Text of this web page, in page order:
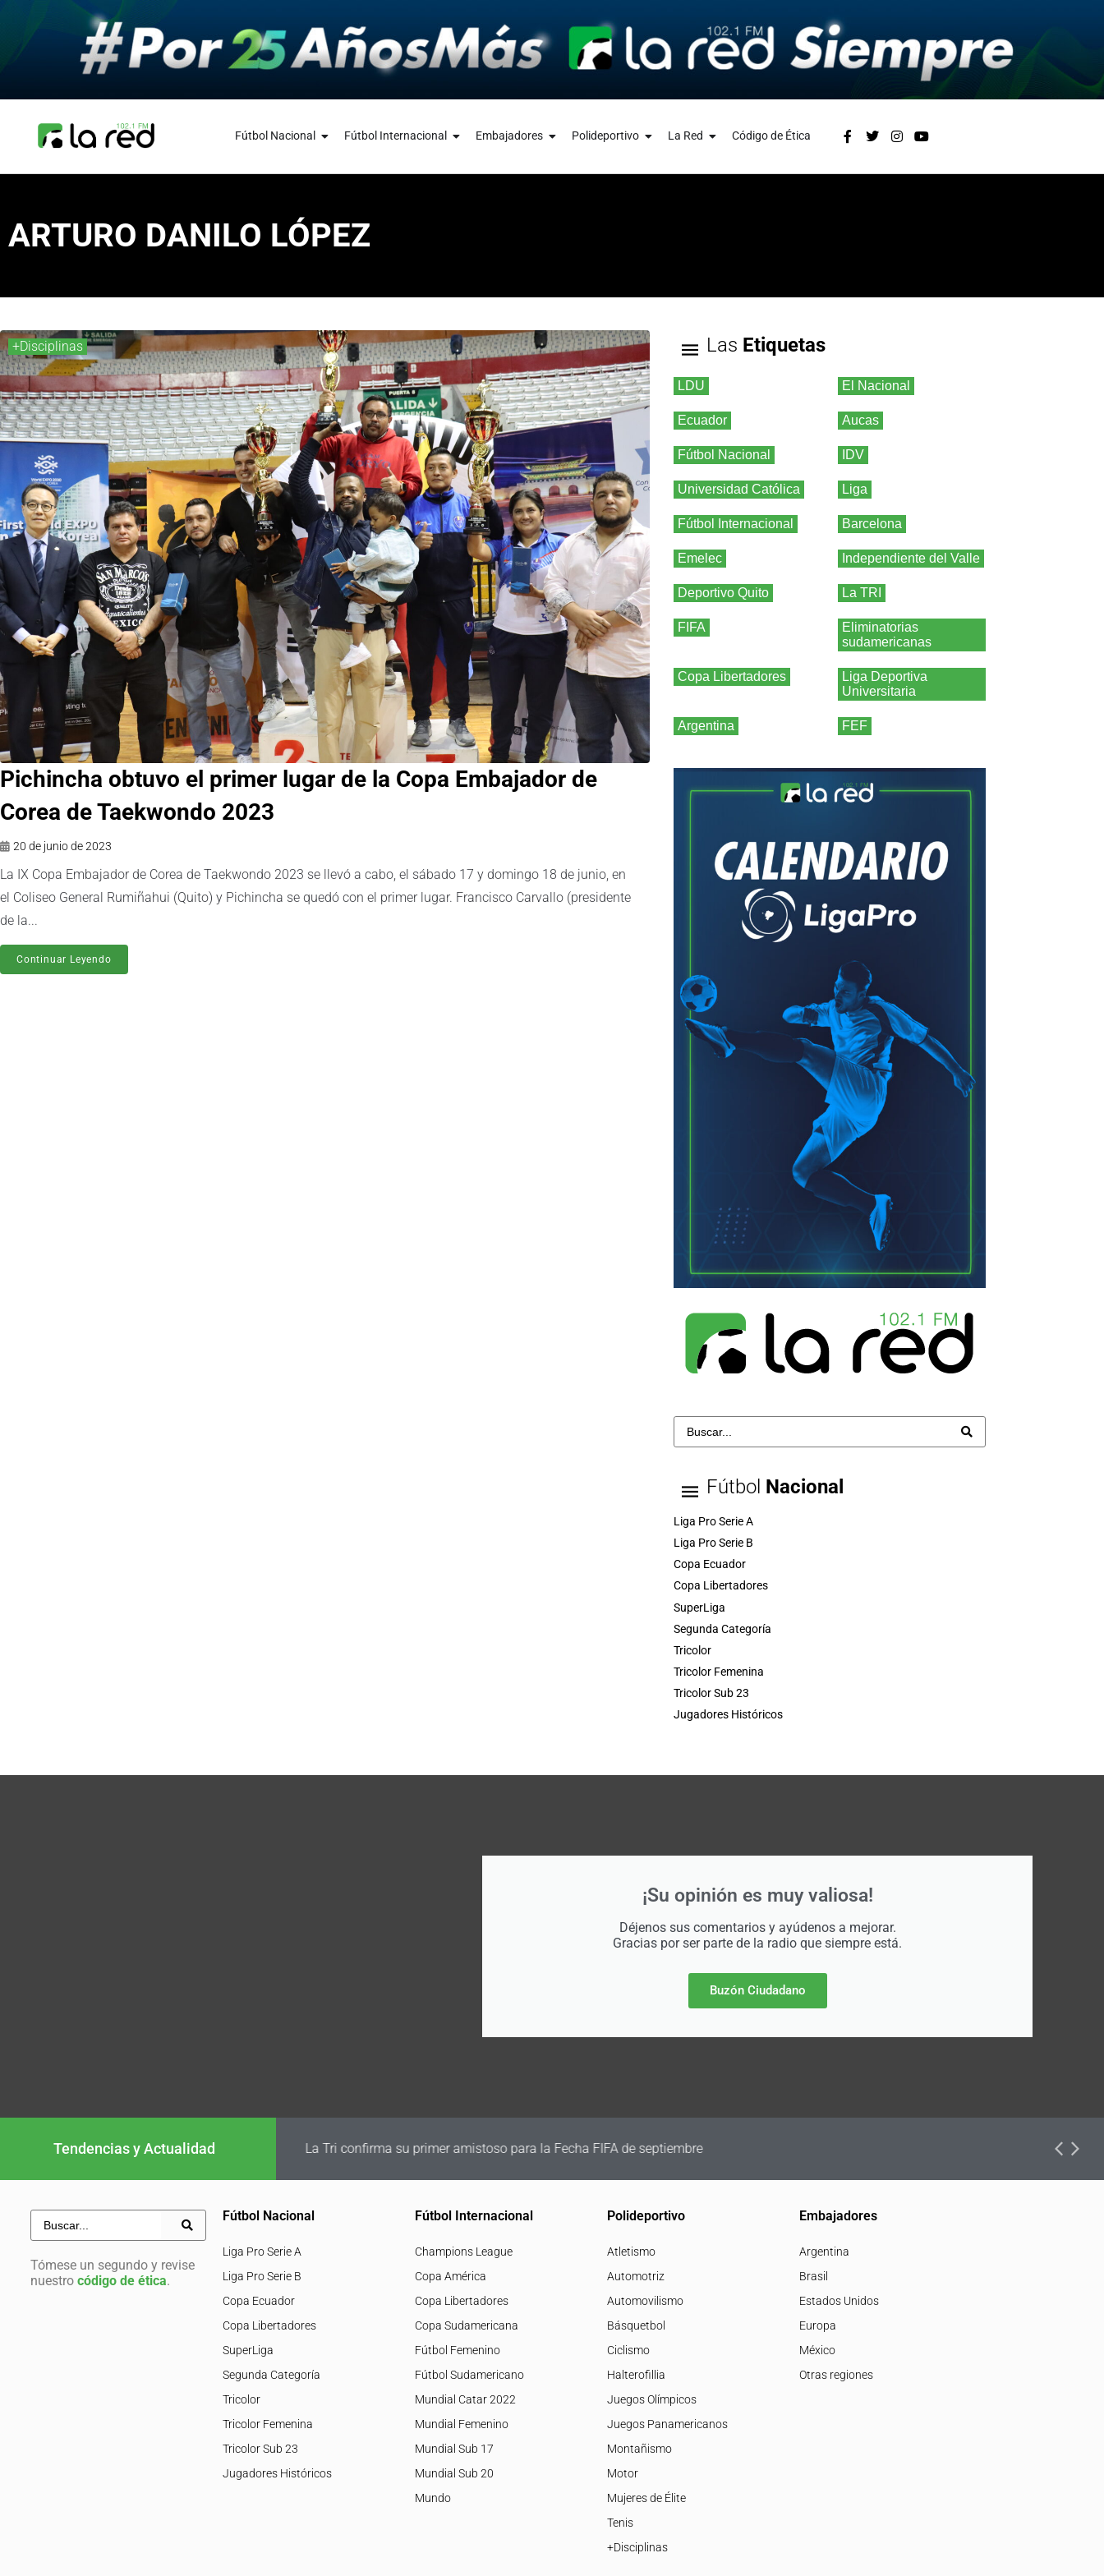
Fútbol Nacional Fútbol Internacional Embajadores Polideportivo La Red Código de Ética
ARTURO DANILO LÓPEZ
+Disciplinas
Pichincha obtuvo el primer lugar de la Copa Embajador de
Corea de Taekwondo 2023
20 de junio de 2023
La IX Copa Embajador de Corea de Taekwondo 2023 se llevó a cabo, el sábado 17 y domingo 18 de junio, en
el Coliseo General Rumiñahui (Quito) y Pichincha se quedó con el primer lugar. Francisco Carvallo (presidente
de la...
Continuar Leyendo
Las Etiquetas
LDU El Nacional
Ecuador Aucas
Fútbol Nacional IDV
Universidad Católica Liga
Fútbol Internacional Barcelona
Emelec Independiente del Valle
Deportivo Quito La TRI
FIFA
Eliminatorias
sudamericanas
Copa Libertadores
Liga Deportiva
Universitaria
Argentina FEF
Fútbol Nacional
Liga Pro Serie A
Liga Pro Serie B
Copa Ecuador
Copa Libertadores
SuperLiga
Segunda Categoría
Tricolor
Tricolor Femenina
Tricolor Sub 23
Jugadores Históricos
¡Su opinión es muy valiosa!
Déjenos sus comentarios y ayúdenos a mejorar.
Gracias por ser parte de la radio que siempre está.
Buzón Ciudadano
Tendencias y Actualidad La Tri confirma su primer amistoso para la Fecha FIFA de septiembre
Tómese un segundo y revise
nuestro código de ética.
Fútbol Nacional
Liga Pro Serie A
Liga Pro Serie B
Copa Ecuador
Copa Libertadores
SuperLiga
Segunda Categoría
Tricolor
Tricolor Femenina
Tricolor Sub 23
Jugadores Históricos
Fútbol Internacional
Champions League
Copa América
Copa Libertadores
Copa Sudamericana
Fútbol Femenino
Fútbol Sudamericano
Mundial Catar 2022
Mundial Femenino
Mundial Sub 17
Mundial Sub 20
Mundo
Polideportivo
Atletismo
Automotriz
Automovilismo
Básquetbol
Ciclismo
Halterofillia
Juegos Olímpicos
Juegos Panamericanos
Montañismo
Motor
Mujeres de Élite
Tenis
+Disciplinas
Embajadores
Argentina
Brasil
Estados Unidos
Europa
México
Otras regiones